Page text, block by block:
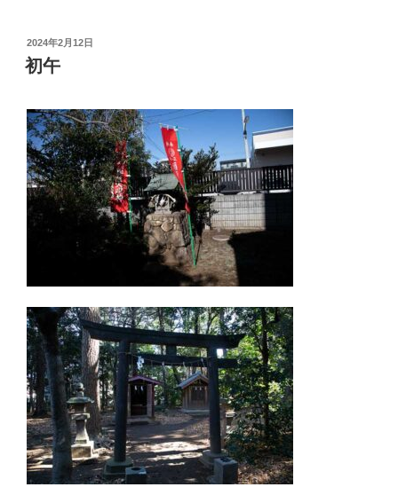
投
稿
日:
2024年2月12日
初午